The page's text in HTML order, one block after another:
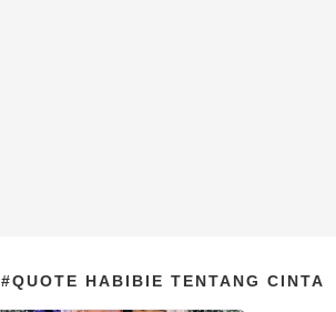
#QUOTE HABIBIE TENTANG CINTA